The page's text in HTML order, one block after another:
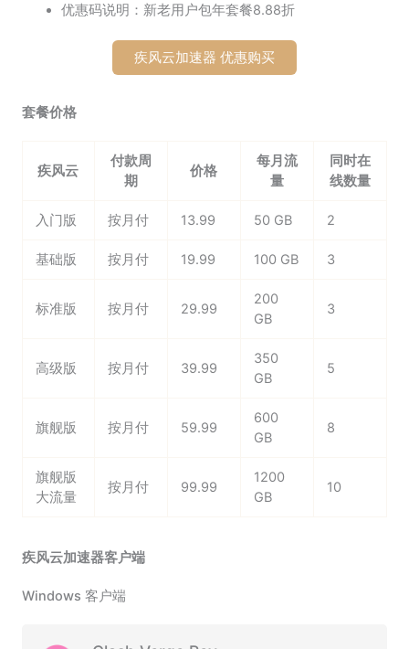
优惠码说明：新老用户包年套餐8.88折
疾风云加速器 优惠购买
套餐价格
疾风云
付款周
期
价格
每月流
量
同时在
线数量
入门版 按月付 13.99 50 GB 2
基础版 按月付 19.99 100 GB 3
标准版 按月付 29.99
200
GB
3
高级版 按月付 39.99
350
GB
5
旗舰版 按月付 59.99
600
GB
8
旗舰版
大流量
按月付 99.99
1200
GB
10
疾风云加速器客户端
Windows 客户端